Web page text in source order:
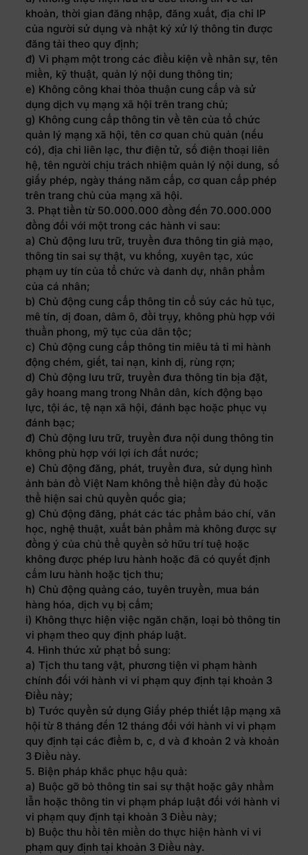
khoản, thời gian đăng nhập, đăng xuất, địa chỉ IP
của người sử dụng và nhật ký xử lý thông tin được
đăng tải theo quy định;
đ) Vi phạm một trong các điều kiện về nhân sự, tên
miền, kỹ thuật, quản lý nội dung thông tin;
e) Không công khai thỏa thuận cung cấp và sử
dụng dịch vụ mạng xã hội trên trang chủ;
g) Không cung cấp thông tin về tên của tổ chức
quản lý mạng xã hội, tên cơ quan chủ quản (nếu
có), địa chỉ liên lạc, thư điện tử, số điện thoại liên
hệ, tên người chịu trách nhiệm quản lý nội dung, số
giấy phép, ngày tháng năm cấp, cơ quan cấp phép
trên trang chủ của mạng xã hội.
3. Phạt tiền từ 50.000.000 đồng đến 70.000.000
đồng đối với một trong các hành vi sau:
a) Chủ động lưu trữ, truyền đưa thông tin giả mạo,
thông tin sai sự thật, vu khống, xuyên tạc, xúc
phạm uy tín của tổ chức và danh dự, nhân phẩm
của cá nhân;
b) Chủ động cung cấp thông tin cổ súy các hủ tục,
mê tín, dị đoan, dâm ô, đồi trụy, không phù hợp với
thuần phong, mỹ tục của dân tộc;
c) Chủ động cung cấp thông tin miêu tả tỉ mỉ hành
động chém, giết, tai nạn, kinh dị, rùng rợn;
d) Chủ động lưu trữ, truyền đưa thông tin bịa đặt,
gây hoang mang trong Nhân dân, kích động bạo
lực, tội ác, tệ nạn xã hội, đánh bạc hoặc phục vụ
đánh bạc;
đ) Chủ động lưu trữ, truyền đưa nội dung thông tin
không phù hợp với lợi ích đất nước;
e) Chủ động đăng, phát, truyền đưa, sử dụng hình
ảnh bản đồ Việt Nam không thể hiện đầy đủ hoặc
thể hiện sai chủ quyền quốc gia;
g) Chủ động đăng, phát các tác phẩm báo chí, văn
học, nghệ thuật, xuất bản phẩm mà không được sự
đồng ý của chủ thể quyền sở hữu trí tuệ hoặc
không được phép lưu hành hoặc đã có quyết định
cấm lưu hành hoặc tịch thu;
h) Chủ động quảng cáo, tuyên truyền, mua bán
hàng hóa, dịch vụ bị cấm;
i) Không thực hiện việc ngăn chặn, loại bỏ thông tin
vi phạm theo quy định pháp luật.
4. Hình thức xử phạt bổ sung:
a) Tịch thu tang vật, phương tiện vi phạm hành
chính đối với hành vi vi phạm quy định tại khoản 3
Điều này;
b) Tước quyền sử dụng Giấy phép thiết lập mạng xã
hội từ 8 tháng đến 12 tháng đối với hành vi vi phạm
quy định tại các điểm b, c, d và đ khoản 2 và khoản
3 Điều này.
5. Biện pháp khắc phục hậu quả:
a) Buộc gỡ bỏ thông tin sai sự thật hoặc gây nhầm
lẫn hoặc thông tin vi phạm pháp luật đối với hành vi
vi phạm quy định tại khoản 3 Điều này;
b) Buộc thu hồi tên miền do thực hiện hành vi vi
phạm quy định tại khoản 3 Điều này.